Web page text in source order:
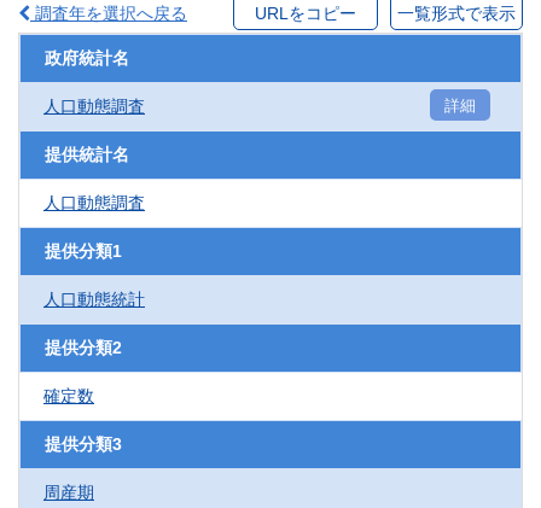
調査年を選択へ戻る URLをコピー 一覧形式で表示
政府統計名
人口動態調査 詳細
提供統計名
人口動態調査
提供分類1
人口動態統計
提供分類2
確定数
提供分類3
周産期